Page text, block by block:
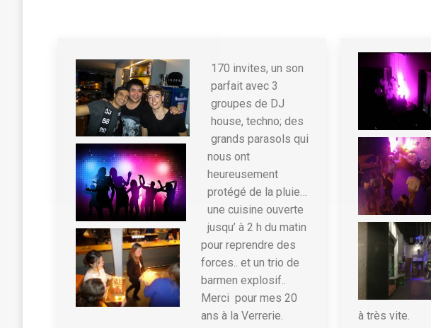
170 invites, un son
parfait avec 3
groupes de DJ
house, techno; des
grands parasols qui
nous ont
heureusement
protégé de la pluie…
une cuisine ouverte
jusqu’ à 2 h du matin
pour reprendre des
forces.. et un trio de
barmen explosif..
Merci pour mes 20
ans à la Verrerie.
à très vite.